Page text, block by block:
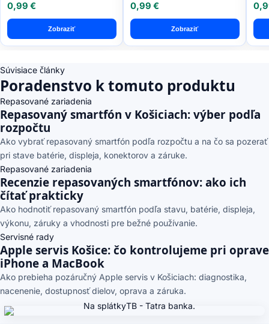
0,99 €
Zobraziť
0,99 €
Zobraziť
Súvisiace články
Poradenstvo k tomuto produktu
Repasované zariadenia
Repasovaný smartfón v Košiciach: výber podľa
rozpočtu
Ako vybrať repasovaný smartfón podľa rozpočtu a na čo sa pozerať
pri stave batérie, displeja, konektorov a záruke.
Repasované zariadenia
Recenzie repasovaných smartfónov: ako ich
čítať prakticky
Ako hodnotiť repasovaný smartfón podľa stavu, batérie, displeja,
výkonu, záruky a vhodnosti pre bežné používanie.
Servisné rady
Apple servis Košice: čo kontrolujeme pri oprave
iPhone a MacBook
Ako prebieha pozáručný Apple servis v Košiciach: diagnostika,
nacenenie, dostupnosť dielov, oprava a záruka.